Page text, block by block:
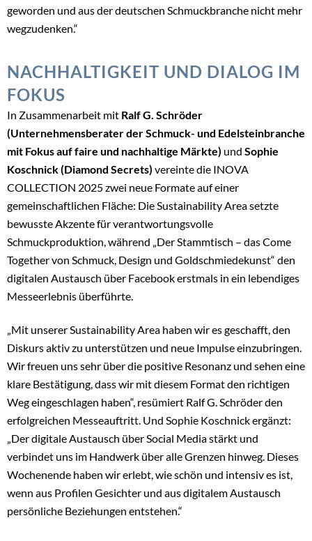
geworden und aus der deutschen Schmuckbranche nicht mehr
wegzudenken.“
NACHHALTIGKEIT UND DIALOG IM
FOKUS
In Zusammenarbeit mit Ralf G. Schröder
(Unternehmensberater der Schmuck- und Edelsteinbranche
mit Fokus auf faire und nachhaltige Märkte) und Sophie
Koschnick (Diamond Secrets) vereinte die INOVA
COLLECTION 2025 zwei neue Formate auf einer
gemeinschaftlichen Fläche: Die Sustainability Area setzte
bewusste Akzente für verantwortungsvolle
Schmuckproduktion, während „Der Stammtisch – das Come
Together von Schmuck, Design und Goldschmiedekunst“ den
digitalen Austausch über Facebook erstmals in ein lebendiges
Messeerlebnis überführte.
„Mit unserer Sustainability Area haben wir es geschafft, den
Diskurs aktiv zu unterstützen und neue Impulse einzubringen.
Wir freuen uns sehr über die positive Resonanz und sehen eine
klare Bestätigung, dass wir mit diesem Format den richtigen
Weg eingeschlagen haben“, resümiert Ralf G. Schröder den
erfolgreichen Messeauftritt. Und Sophie Koschnick ergänzt:
„Der digitale Austausch über Social Media stärkt und
verbindet uns im Handwerk über alle Grenzen hinweg. Dieses
Wochenende haben wir erlebt, wie schön und intensiv es ist,
wenn aus Profilen Gesichter und aus digitalem Austausch
persönliche Beziehungen entstehen.“